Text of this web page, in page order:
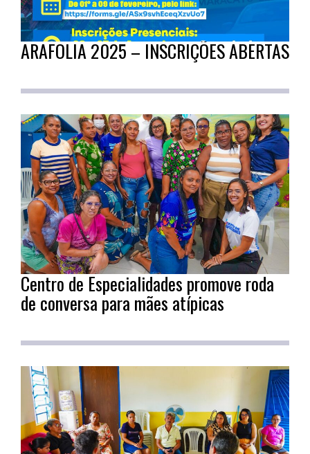
ARAFOLIA 2025 – INSCRIÇÕES ABERTAS
Centro de Especialidades promove roda
de conversa para mães atípicas